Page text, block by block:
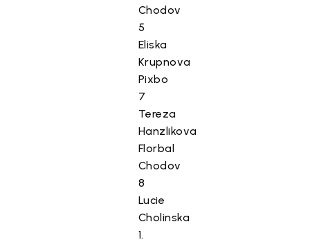
Chodov
5
Eliska
Krupnova
Pixbo
7
Tereza
Hanzlikova
Florbal
Chodov
8
Lucie
Cholinska
1.